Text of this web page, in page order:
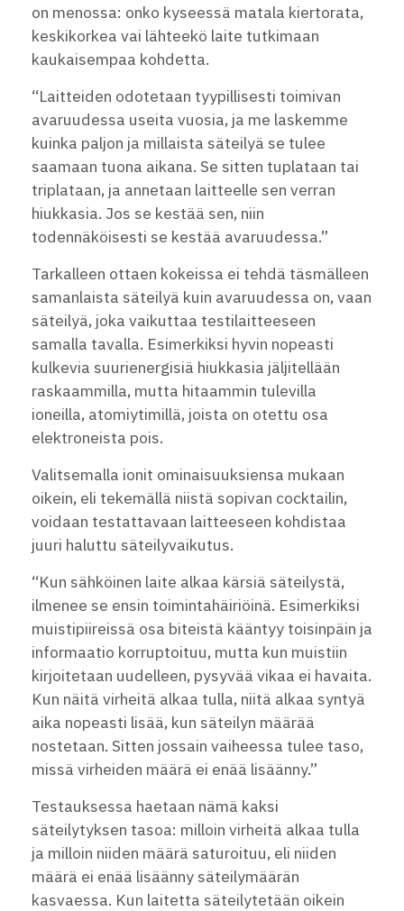
on menossa: onko kyseessä matala kiertorata,
keskikorkea vai lähteekö laite tutkimaan
kaukaisempaa kohdetta.
“Laitteiden odotetaan tyypillisesti toimivan
avaruudessa useita vuosia, ja me laskemme
kuinka paljon ja millaista säteilyä se tulee
saamaan tuona aikana. Se sitten tuplataan tai
triplataan, ja annetaan laitteelle sen verran
hiukkasia. Jos se kestää sen, niin
todennäköisesti se kestää avaruudessa.”
Tarkalleen ottaen kokeissa ei tehdä täsmälleen
samanlaista säteilyä kuin avaruudessa on, vaan
säteilyä, joka vaikuttaa testilaitteeseen
samalla tavalla. Esimerkiksi hyvin nopeasti
kulkevia suurienergisiä hiukkasia jäljitellään
raskaammilla, mutta hitaammin tulevilla
ioneilla, atomiytimillä, joista on otettu osa
elektroneista pois.
Valitsemalla ionit ominaisuuksiensa mukaan
oikein, eli tekemällä niistä sopivan cocktailin,
voidaan testattavaan laitteeseen kohdistaa
juuri haluttu säteilyvaikutus.
“Kun sähköinen laite alkaa kärsiä säteilystä,
ilmenee se ensin toimintahäiriöinä. Esimerkiksi
muistipiireissä osa biteistä kääntyy toisinpäin ja
informaatio korruptoituu, mutta kun muistiin
kirjoitetaan uudelleen, pysyvää vikaa ei havaita.
Kun näitä virheitä alkaa tulla, niitä alkaa syntyä
aika nopeasti lisää, kun säteilyn määrää
nostetaan. Sitten jossain vaiheessa tulee taso,
missä virheiden määrä ei enää lisäänny.”
Testauksessa haetaan nämä kaksi
säteilytyksen tasoa: milloin virheitä alkaa tulla
ja milloin niiden määrä saturoituu, eli niiden
määrä ei enää lisäänny säteilymäärän
kasvaessa. Kun laitetta säteilytetään oikein